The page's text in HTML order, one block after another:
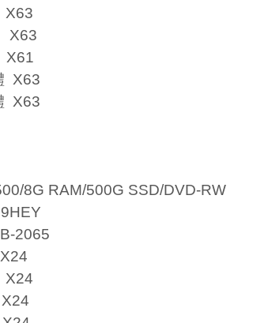
X63
X63
X63
8G RAM/500G SSD/DVD-RW
2065
X24